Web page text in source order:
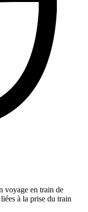
voyage en train de
à la prise du train